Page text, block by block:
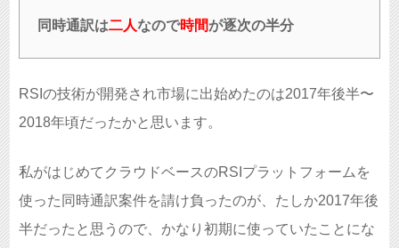
同時通訳は二人なので時間が逐次の半分
RSIの技術が開発され市場に出始めたのは2017年後半〜
2018年頃だったかと思います。
私がはじめてクラウドベースのRSIプラットフォームを
使った同時通訳案件を請け負ったのが、たしか2017年後
半だったと思うので、かなり初期に使っていたことにな